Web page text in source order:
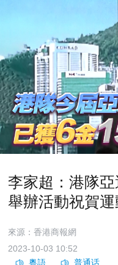
李家超：港隊
舉辦活動祝賀運
來源：香港商報網
2023-10-03 10:52